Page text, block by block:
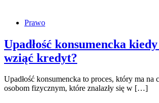
Prawo
Upadłość konsumencka
wziąć kredyt?
Upadłość konsumencka to proces, który ma na
osobom fizycznym, które znalazły się w […]